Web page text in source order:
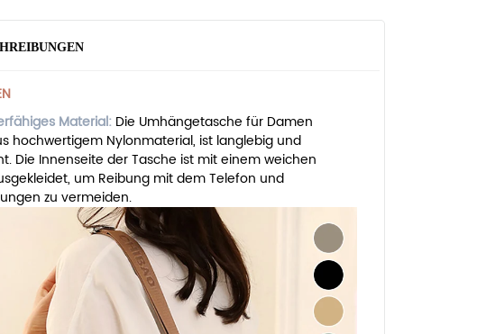
Material: Die Umhängetasche für Damen
hochwertigem Nylonmaterial, ist langlebig und
Die Innenseite der Tasche ist mit einem weichen
um Reibung mit dem Telefon und
zu vermeiden.